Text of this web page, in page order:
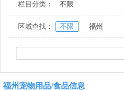
栏目分类： 不限
区域查找： 不限 福州
福州宠物用品/食品信息